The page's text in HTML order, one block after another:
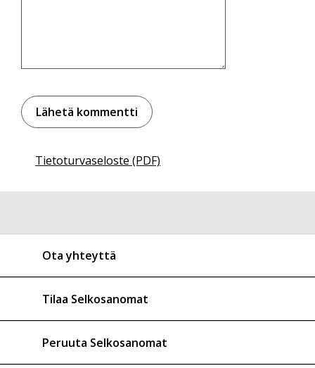
Tietoturvaseloste (PDF)
Ota yhteyttä
Tilaa Selkosanomat
Peruuta Selkosanomat